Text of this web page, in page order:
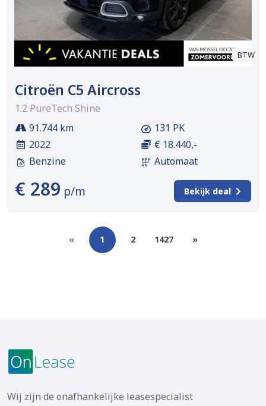
BTW
Citroën C5 Aircross
1.2 PureTech Shine
91.744 km
2022
Benzine
131 PK
€ 18.440,-
Automaat
€ 289 p/m Bekijk deal
« 1 2 1427 »
Wij zijn de onafhankelijke leasespecialist